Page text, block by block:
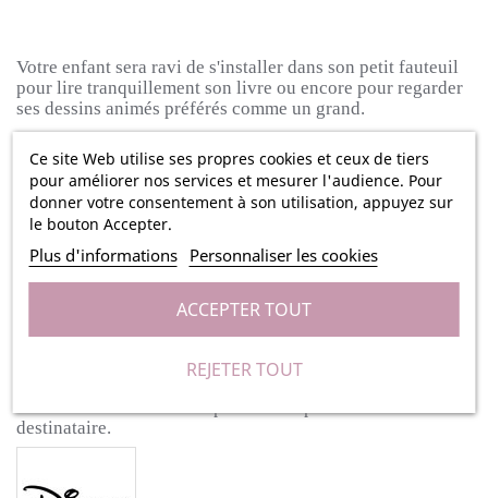
Ce site Web utilise ses propres cookies et ceux de tiers
pour améliorer nos services et mesurer l'audience. Pour
donner votre consentement à son utilisation, appuyez sur
le bouton Accepter.
Plus d'informations Personnaliser les cookies
REJETER TOUT
ACCEPTER TOUT
Votre enfant sera ravi de s'installer dans son petit fauteuil
pour lire tranquillement son livre ou encore pour regarder
ses dessins animés préférés comme un grand.
Et pour le rendre encore plus original, faites broder le
prénom de votre enfant au-devant du siège.Et pour le
rendre en plus original, faites broder le prénom de votre
enfant au-devant du siège.
De plus, le fauteuil est en mousse, il est donc facile à
transporter pour un tout petit.
Ses dimensions sont de : 46x42x32cm
Ce petit fauteuil Winnie l'Ourson pourra être offert à un
destinataire.